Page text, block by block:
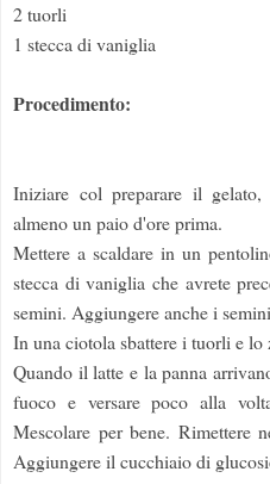
2 tuorli
1 stecca di vaniglia
Procedimento:
Iniziare col preparare il
almeno un paio d'ore prima.
Mettere a scaldare in un
stecca di vaniglia che avrete
semini. Aggiungere anche i
In una ciotola sbattere i tuorli e lo
Quando il latte e la panna
fuoco e versare poco alla
Mescolare per bene. Rimettere
Aggiungere il cucchiaio di